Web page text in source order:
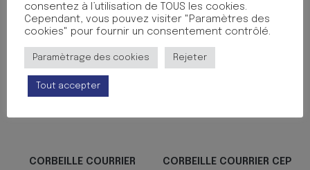
CORBEILLE COURRIER
CORBEILLE COURRIER CEP
consentez à l’utilisation de TOUS les cookies.
Cependant, vous pouvez visiter "Paramètres des
cookies" pour fournir un consentement contrôlé.
Paramètrage des cookies Rejeter
Tout accepter